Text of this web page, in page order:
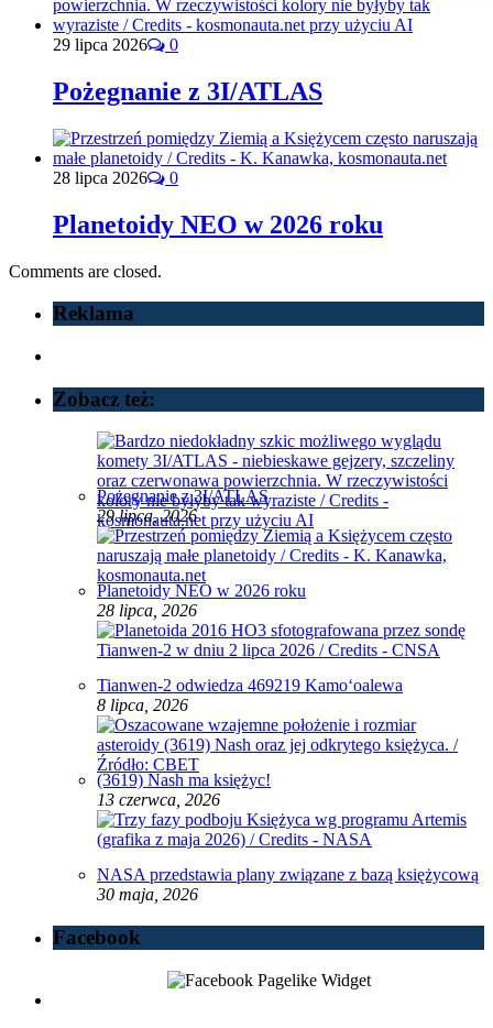
29 lipca 2026 0
Pożegnanie z 3I/ATLAS
28 lipca 2026 0
Planetoidy NEO w 2026 roku
Comments are closed.
Reklama
Zobacz też:
Pożegnanie z 3I/ATLAS
29 lipca, 2026
Planetoidy NEO w 2026 roku
28 lipca, 2026
Tianwen-2 odwiedza 469219 Kamoʻoalewa
8 lipca, 2026
(3619) Nash ma księżyc!
13 czerwca, 2026
NASA przedstawia plany związane z bazą księżycową
30 maja, 2026
Facebook